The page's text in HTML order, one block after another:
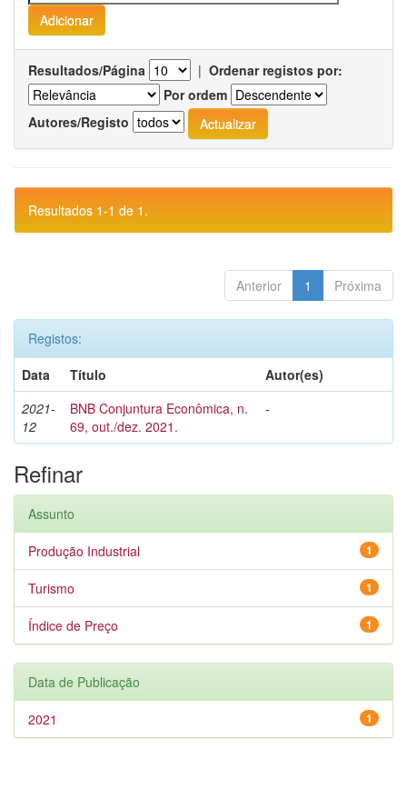
Resultados/Página | Ordenar registos por:
Por ordem
Autores/Registo
Resultados 1-1 de 1.
Anterior 1 Próxima
Registos:
Data
Título
Autor(es)
2021-
12
BNB Conjuntura Econômica, n.
69, out./dez. 2021.
-
Refinar
Assunto
1
Produção Industrial
1
Turismo
1
Índice de Preço
Data de Publicação
1
2021